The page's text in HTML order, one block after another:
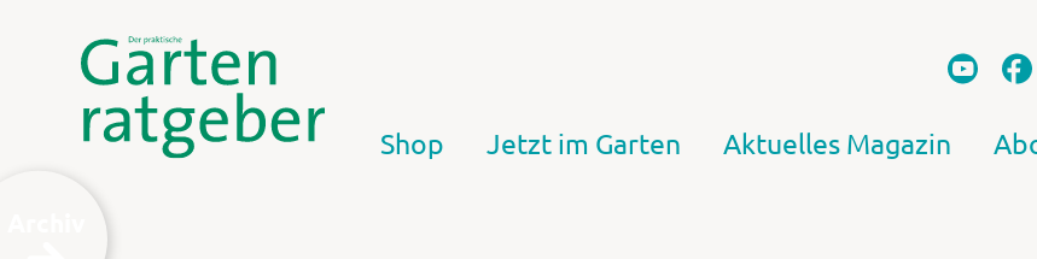
Shop Jetzt im Garten Aktuelles Magazin